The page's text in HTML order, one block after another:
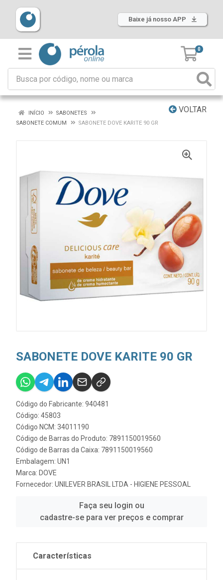
Baixe já nosso APP
0
VOLTAR
INÍCIO
SABONETES
SABONETE COMUM
SABONETE DOVE KARITE 90 GR
SABONETE DOVE KARITE 90 GR
Código do Fabricante: 940481
Código: 45803
Código NCM: 34011190
Código de Barras do Produto: 7891150019560
Código de Barras da Caixa: 7891150019560
Embalagem: UN1
Marca: DOVE
Fornecedor: UNILEVER BRASIL LTDA - HIGIENE PESSOAL
Faça seu login ou
cadastre-se para ver preços e comprar
Características